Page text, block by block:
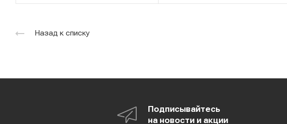
Назад к списку
Подписывайтесь
на новости и акции